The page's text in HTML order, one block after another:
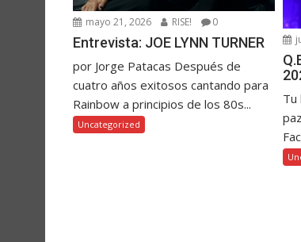
mayo 21, 2026 RISE! 0
Entrevista: JOE LYNN TURNER
por Jorge Patacas Después de
cuatro años exitosos cantando para
Rainbow a principios de los 80s...
Uncategorized
Tu